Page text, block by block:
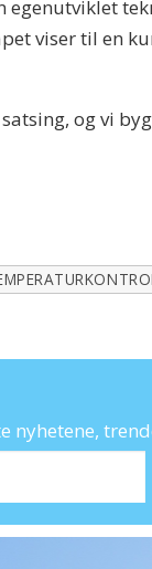
egenutviklet
viser til en
og vi